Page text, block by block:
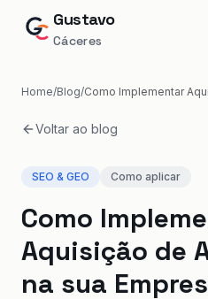
Gustavo
Cáceres
Home/Blog/
Voltar ao blog
SEO & GEO Como aplicar
Como
Aquisição de
na sua